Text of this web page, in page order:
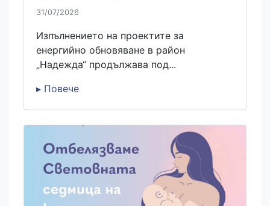
31/07/2026
Изпълнението на проектите за
енергийно обновяване в район
„Надежда“ продължава под...
▸ Повече